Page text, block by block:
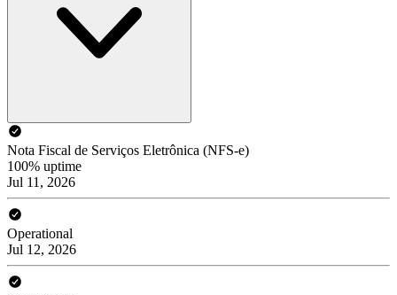
Nota Fiscal de Serviços Eletrônica (NFS-e)
100% uptime
Jul 11, 2026
Operational
Jul 12, 2026